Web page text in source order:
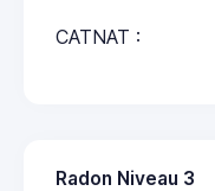
CATNAT :
Radon Niveau 3